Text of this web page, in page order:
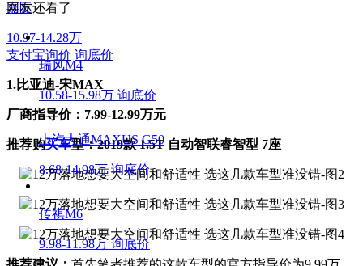
嘉际
10.97-14.28万
支付宝询价 询底价
1.比亚迪-宋MAX
厂商指导价：7.99-12.99万元
推荐购买车型：2019款 1.5T 自动智联睿智型 7座
网友还看了
瑞风M4
10.58-15.98万 询底价
上汽大通MAXUS G50
8.68-14.98万 询底价
传祺M6
9.98-11.98万 询底价